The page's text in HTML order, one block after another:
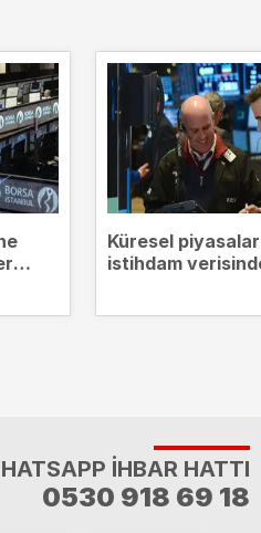
Küresel
istihdam
İHBAR HATTI
0530 918 69 18